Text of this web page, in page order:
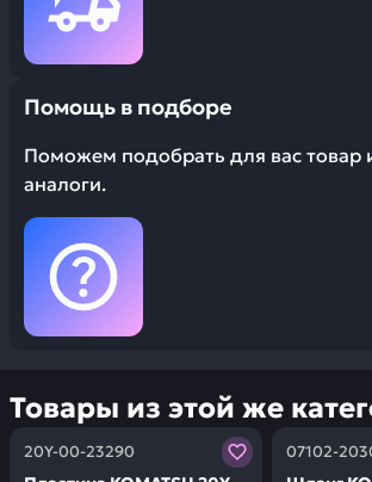
Помощь в подборе
Поможем подобрать для вас
аналоги.
Товары из этой же
20Y-00-23290
Заказывая запчасти у нас, вы07102-